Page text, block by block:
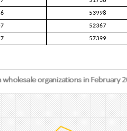
53998
52367
57399